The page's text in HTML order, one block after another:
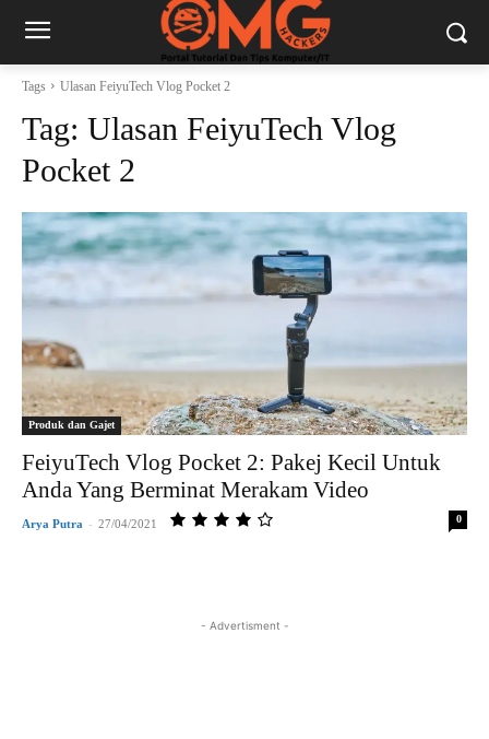
Tags Ulasan FeiyuTech Vlog Pocket 2
Tag: Ulasan FeiyuTech Vlog
Pocket 2
Produk dan Gajet
FeiyuTech Vlog Pocket 2: Pakej Kecil Untuk
Anda Yang Berminat Merakam Video
Arya Putra - 27/04/2021 0
- Advertisment -